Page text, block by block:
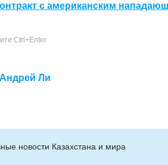
с американским
Ctrl+Enter
Андрей Ли
новости Казахстана и мира